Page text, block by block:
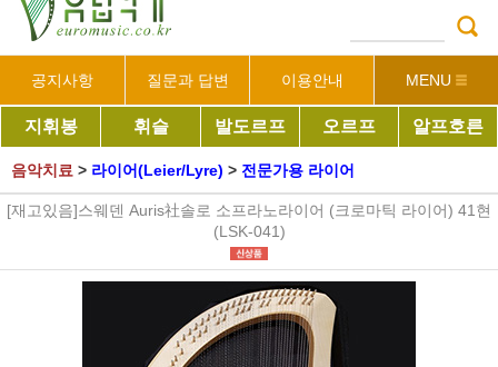
공지사항 질문과 답변 이용안내 MENU
지휘봉 휘슬 발도르프 오르프 알프호른
음악치료 > 라이어(Leier/Lyre) > 전문가용 라이어
[재고있음]스웨덴 Auris社솔로 소프라노라이어 (크로마틱 라이어) 41현
(LSK-041)